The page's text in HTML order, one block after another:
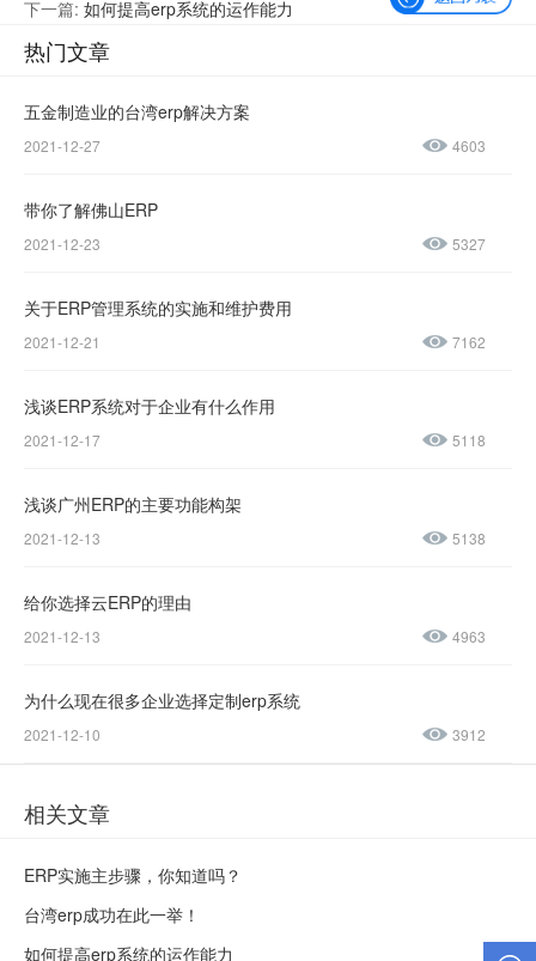
下一篇: 如何提高erp系统的运作能力
热门文章
五金制造业的台湾erp解决方案
2021-12-27 4603
带你了解佛山ERP
2021-12-23 5327
关于ERP管理系统的实施和维护费用
2021-12-21 7162
浅谈ERP系统对于企业有什么作用
2021-12-17 5118
浅谈广州ERP的主要功能构架
2021-12-13 5138
给你选择云ERP的理由
2021-12-13 4963
为什么现在很多企业选择定制erp系统
2021-12-10 3912
相关文章
ERP实施主步骤，你知道吗？
台湾erp成功在此一举！
如何提高erp系统的运作能力
4155
1237-